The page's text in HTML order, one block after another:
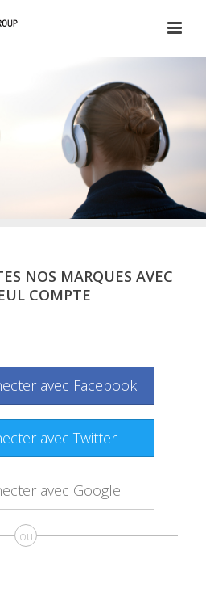
NOS MARQUES AVEC
COMPTE
avec Facebook
avec Twitter
avec Google
ou